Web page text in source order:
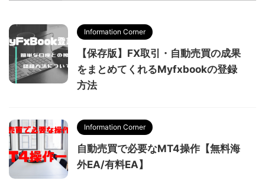
Information Corner
【保存版】FX取引・自動売買の成果
をまとめてくれるMyfxbookの登録
方法
Information Corner
自動売買で必要なMT4操作【無料海
外EA/有料EA】